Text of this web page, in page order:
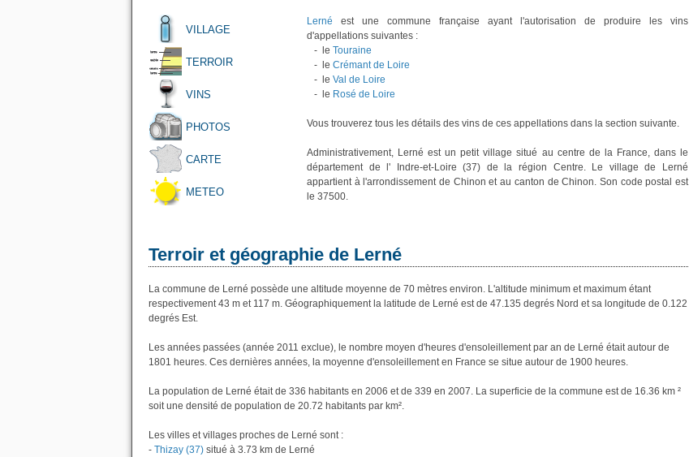
VILLAGE
TERROIR
VINS
PHOTOS
CARTE
METEO
Lerné est une commune française ayant l'autorisation de produire les vins
d'appellations suivantes :
- le Touraine
- le Crémant de Loire
- le Val de Loire
- le Rosé de Loire
Vous trouverez tous les détails des vins de ces appellations dans la section suivante.
Administrativement, Lerné est un petit village situé au centre de la France, dans le
département de l' Indre-et-Loire (37) de la région Centre. Le village de Lerné
appartient à l'arrondissement de Chinon et au canton de Chinon. Son code postal est
le 37500.
Terroir et géographie de Lerné
La commune de Lerné possède une altitude moyenne de 70 mètres environ. L'altitude minimum et maximum étant
respectivement 43 m et 117 m. Géographiquement la latitude de Lerné est de 47.135 degrés Nord et sa longitude de 0.122
degrés Est.
Les années passées (année 2011 exclue), le nombre moyen d'heures d'ensoleillement par an de Lerné était autour de
1801 heures. Ces dernières années, la moyenne d'ensoleillement en France se situe autour de 1900 heures.
La population de Lerné était de 336 habitants en 2006 et de 339 en 2007. La superficie de la commune est de 16.36 km ²
soit une densité de population de 20.72 habitants par km².
Les villes et villages proches de Lerné sont :
- Thizay (37) situé à 3.73 km de Lerné